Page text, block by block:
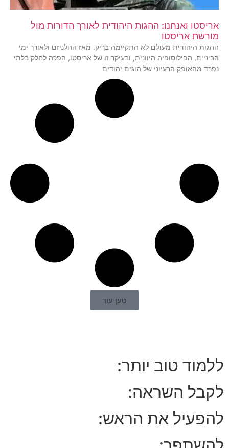
אריסטו ואנחנו: ההגות היהודית לאורך הדורות מול
מורשת אריסטו
ההגות היהודית מעולם לא התקיימה ברִיק. מאז ההלניזם ולאורך ימי
הביניים, הפילוסופיה היוונית, ובעיקר זו של אריסטו, הפכה לחלק בלתי
נפרד מהאופק הרעיוני של הוגים יהודים
טען עוד
ללמוד טוב יותר:
לקבל השראה:
להפעיל את הראש: